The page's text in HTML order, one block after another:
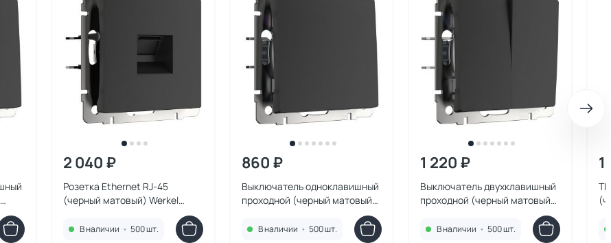
2 040 ₽
Розетка Ethernet RJ-45
(черный матовый) Werkel
В наличии • 500 шт.
860 ₽
Выключатель одноклавишный
проходной (черный матовый)
В наличии • 500 шт.
1 220 ₽
Выключатель двухклавишный
проходной (черный матовый)
В наличии • 500 шт.